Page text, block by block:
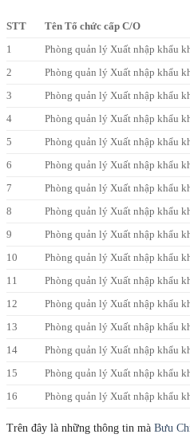
STT TênTổ chức cấp C/O
1 Phòng quản lý Xuất nhập khẩu
2 Phòng quản lý Xuất nhập khẩu
3 Phòng quản lý Xuất nhập khẩu
4 Phòng quản lý Xuất nhập khẩu
5 Phòng quản lý Xuất nhập khẩu
6 Phòng quản lý Xuất nhập khẩu
7 Phòng quản lý Xuất nhập khẩu
8 Phòng quản lý Xuất nhập khẩu
9 Phòng quản lý Xuất nhập khẩu
10 Phòng quản lý Xuất nhập khẩu
11 Phòng quản lý Xuất nhập khẩu
12 Phòng quản lý Xuất nhập khẩu
13 Phòng quản lý Xuất nhập khẩu
14 Phòng quản lý Xuất nhập khẩu
15 Phòng quản lý Xuất nhập khẩu
16 Phòng quản lý Xuất nhập khẩu
Trên đây là những thông tin mà Bưu